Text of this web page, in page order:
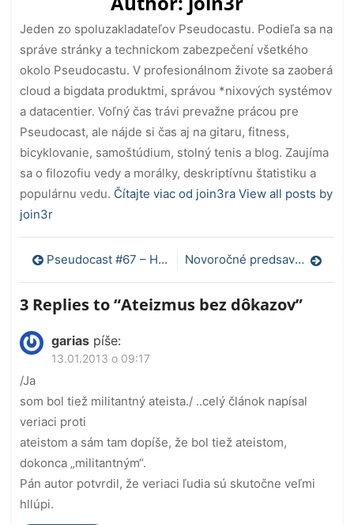
Jeden zo spoluzakladateľov Pseudocastu. Podieľa sa na
správe stránky a technickom zabezpečení všetkého
okolo Pseudocastu. V profesionálnom živote sa zaoberá
cloud a bigdata produktmi, správou *nixových systémov
a datacentier. Voľný čas trávi prevažne prácou pre
Pseudocast, ale nájde si čas aj na gitaru, fitness,
bicyklovanie, samoštúdium, stolný tenis a blog. Zaujíma
sa o filozofiu vedy a morálky, deskriptívnu štatistiku a
populárnu vedu. Čítajte viac od join3ra View all posts by
join3r
Navigácia
v
článku
Pseudocast #67 – Hypnóza Novoročné predsavzatie
3 Replies to “Ateizmus bez dôkazov”
garias píše:
13.01.2013 o 09:17
/Ja
som bol tiež militantný ateista./ ..celý článok napísal
veriaci proti
ateistom a sám tam dopíše, že bol tiež ateistom,
dokonca „militantným“.
Pán autor potvrdil, že veriaci ľudia sú skutočne veľmi
hllúpi.